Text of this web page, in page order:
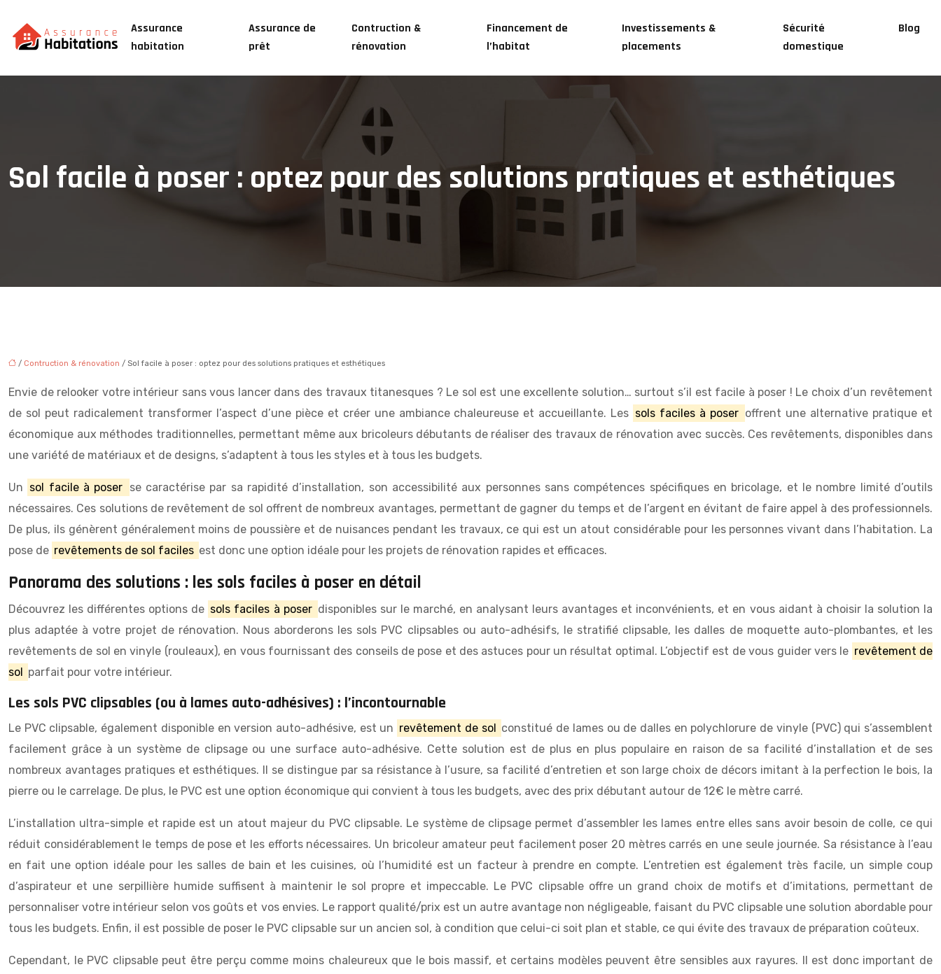
Assurance
habitation
Assurance de
prêt
Contruction &
rénovation
Financement de
l’habitat
Investissements &
placements
Sécurité
domestique
Blog
Sol facile à poser : optez pour des solutions pratiques et esthétiques
/ Contruction & rénovation / Sol facile à poser : optez pour des solutions pratiques et esthétiques
Envie de relooker votre intérieur sans vous lancer dans des travaux titanesques ? Le sol est une excellente solution… surtout s’il est facile à poser ! Le choix d’un revêtement
de sol peut radicalement transformer l’aspect d’une pièce et créer une ambiance chaleureuse et accueillante. Les sols faciles à poser offrent une alternative pratique et
économique aux méthodes traditionnelles, permettant même aux bricoleurs débutants de réaliser des travaux de rénovation avec succès. Ces revêtements, disponibles dans
une variété de matériaux et de designs, s’adaptent à tous les styles et à tous les budgets.
Un sol facile à poser se caractérise par sa rapidité d’installation, son accessibilité aux personnes sans compétences spécifiques en bricolage, et le nombre limité d’outils
nécessaires. Ces solutions de revêtement de sol offrent de nombreux avantages, permettant de gagner du temps et de l’argent en évitant de faire appel à des professionnels.
De plus, ils génèrent généralement moins de poussière et de nuisances pendant les travaux, ce qui est un atout considérable pour les personnes vivant dans l’habitation. La
pose de revêtements de sol faciles est donc une option idéale pour les projets de rénovation rapides et efficaces.
Panorama des solutions : les sols faciles à poser en détail
Découvrez les différentes options de sols faciles à poser disponibles sur le marché, en analysant leurs avantages et inconvénients, et en vous aidant à choisir la solution la
plus adaptée à votre projet de rénovation. Nous aborderons les sols PVC clipsables ou auto-adhésifs, le stratifié clipsable, les dalles de moquette auto-plombantes, et les
revêtements de sol en vinyle (rouleaux), en vous fournissant des conseils de pose et des astuces pour un résultat optimal. L’objectif est de vous guider vers le revêtement de
sol parfait pour votre intérieur.
Les sols PVC clipsables (ou à lames auto-adhésives) : l’incontournable
Le PVC clipsable, également disponible en version auto-adhésive, est un revêtement de sol constitué de lames ou de dalles en polychlorure de vinyle (PVC) qui s’assemblent
facilement grâce à un système de clipsage ou une surface auto-adhésive. Cette solution est de plus en plus populaire en raison de sa facilité d’installation et de ses
nombreux avantages pratiques et esthétiques. Il se distingue par sa résistance à l’usure, sa facilité d’entretien et son large choix de décors imitant à la perfection le bois, la
pierre ou le carrelage. De plus, le PVC est une option économique qui convient à tous les budgets, avec des prix débutant autour de 12€ le mètre carré.
L’installation ultra-simple et rapide est un atout majeur du PVC clipsable. Le système de clipsage permet d’assembler les lames entre elles sans avoir besoin de colle, ce qui
réduit considérablement le temps de pose et les efforts nécessaires. Un bricoleur amateur peut facilement poser 20 mètres carrés en une seule journée. Sa résistance à l’eau
en fait une option idéale pour les salles de bain et les cuisines, où l’humidité est un facteur à prendre en compte. L’entretien est également très facile, un simple coup
d’aspirateur et une serpillière humide suffisent à maintenir le sol propre et impeccable. Le PVC clipsable offre un grand choix de motifs et d’imitations, permettant de
personnaliser votre intérieur selon vos goûts et vos envies. Le rapport qualité/prix est un autre avantage non négligeable, faisant du PVC clipsable une solution abordable pour
tous les budgets. Enfin, il est possible de poser le PVC clipsable sur un ancien sol, à condition que celui-ci soit plan et stable, ce qui évite des travaux de préparation coûteux.
Cependant, le PVC clipsable peut être perçu comme moins chaleureux que le bois massif, et certains modèles peuvent être sensibles aux rayures. Il est donc important de